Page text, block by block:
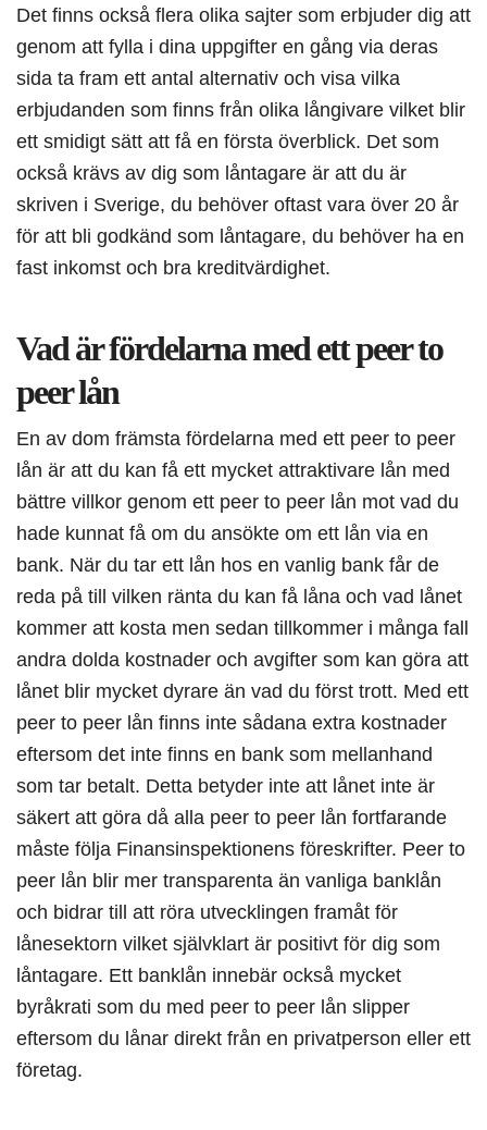
Det finns också flera olika sajter som erbjuder dig att
genom att fylla i dina uppgifter en gång via deras
sida ta fram ett antal alternativ och visa vilka
erbjudanden som finns från olika långivare vilket blir
ett smidigt sätt att få en första överblick. Det som
också krävs av dig som låntagare är att du är
skriven i Sverige, du behöver oftast vara över 20 år
för att bli godkänd som låntagare, du behöver ha en
fast inkomst och bra kreditvärdighet.
Vad är fördelarna med ett peer to
peer lån
En av dom främsta fördelarna med ett peer to peer
lån är att du kan få ett mycket attraktivare lån med
bättre villkor genom ett peer to peer lån mot vad du
hade kunnat få om du ansökte om ett lån via en
bank. När du tar ett lån hos en vanlig bank får de
reda på till vilken ränta du kan få låna och vad lånet
kommer att kosta men sedan tillkommer i många fall
andra dolda kostnader och avgifter som kan göra att
lånet blir mycket dyrare än vad du först trott. Med ett
peer to peer lån finns inte sådana extra kostnader
eftersom det inte finns en bank som mellanhand
som tar betalt. Detta betyder inte att lånet inte är
säkert att göra då alla peer to peer lån fortfarande
måste följa Finansinspektionens föreskrifter. Peer to
peer lån blir mer transparenta än vanliga banklån
och bidrar till att röra utvecklingen framåt för
lånesektorn vilket självklart är positivt för dig som
låntagare. Ett banklån innebär också mycket
byråkrati som du med peer to peer lån slipper
eftersom du lånar direkt från en privatperson eller ett
företag.